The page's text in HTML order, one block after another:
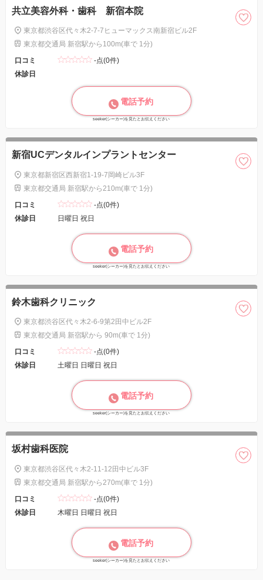
共立美容外科・歯科 新宿本院
東京都渋谷区代々木2-7-7ヒューマックス南新宿ビル2F
東京都交通局 新宿駅から100m(車で 1分)
口コミ
-点(0件)
休診日
電話予約
seeker(シーカー)を見たとお伝えください
新宿UCデンタルインプラントセンター
東京都新宿区西新宿1-19-7岡崎ビル3F
東京都交通局 新宿駅から210m(車で 1分)
口コミ
-点(0件)
休診日
日曜日 祝日
電話予約
seeker(シーカー)を見たとお伝えください
鈴木歯科クリニック
東京都渋谷区代々木2-6-9第2田中ビル2F
東京都交通局 新宿駅から 90m(車で 1分)
口コミ
-点(0件)
休診日
土曜日 日曜日 祝日
電話予約
seeker(シーカー)を見たとお伝えください
坂村歯科医院
東京都渋谷区代々木2-11-12田中ビル3F
東京都交通局 新宿駅から270m(車で 1分)
口コミ
-点(0件)
休診日
木曜日 日曜日 祝日
電話予約
seeker(シーカー)を見たとお伝えください